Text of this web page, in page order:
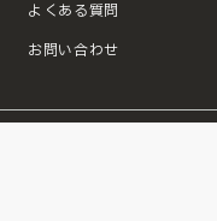
よくある質問
お問い合わせ